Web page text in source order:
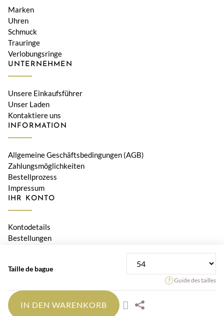
Taille de bague
Guide des tailles
IN DEN WARENKORB
Marken
Uhren
Schmuck
Trauringe
Verlobungsringe
UNTERNEHMEN
Unsere Einkaufsführer
Unser Laden
Kontaktiere uns
INFORMATION
Allgemeine Geschäftsbedingungen (AGB)
Zahlungsmöglichkeiten
Bestellprozess
Impressum
IHR KONTO
Kontodetails
Bestellungen
© 2026 Bijouterie Le Diamant, Orwa SA • Alle Preise verstehen